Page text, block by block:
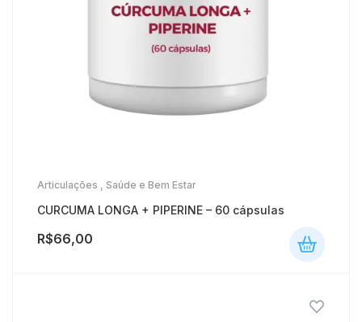
Articulações Saúde e Bem Estar
CURCUMA LONGA + PIPERINE – 60 cápsulas
R$66,00